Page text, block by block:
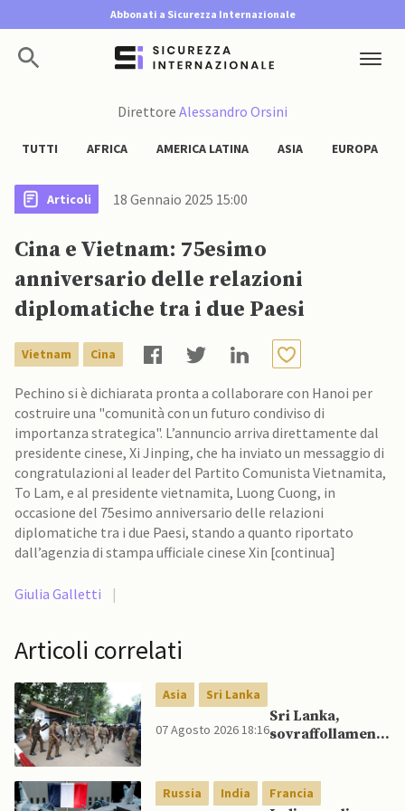
Abbonati a Sicurezza Internazionale
Direttore Alessandro Orsini
TUTTI AFRICA AMERICA LATINA ASIA EUROPA
Articoli 18 Gennaio 2025 15:00
Cina e Vietnam: 75esimo
anniversario delle relazioni
diplomatiche tra i due Paesi
Vietnam Cina
Pechino si è dichiarata pronta a collaborare con Hanoi per
costruire una "comunità con un futuro condiviso di
importanza strategica". L’annuncio arriva direttamente dal
presidente cinese, Xi Jinping, che ha inviato un messaggio di
congratulazioni al leader del Partito Comunista Vietnamita,
To Lam, e al presidente vietnamita, Luong Cuong, in
occasione del 75esimo anniversario delle relazioni
diplomatiche tra i due Paesi, stando a quanto riportato
dall’agenzia di stampa ufficiale cinese Xin [continua]
Giulia Galletti |
Articoli correlati
Asia Sri Lanka
07 Agosto 2026 18:16
Sri Lanka,
sovraffollamento
portando a
nuove rivolte: 3
Russia India Francia